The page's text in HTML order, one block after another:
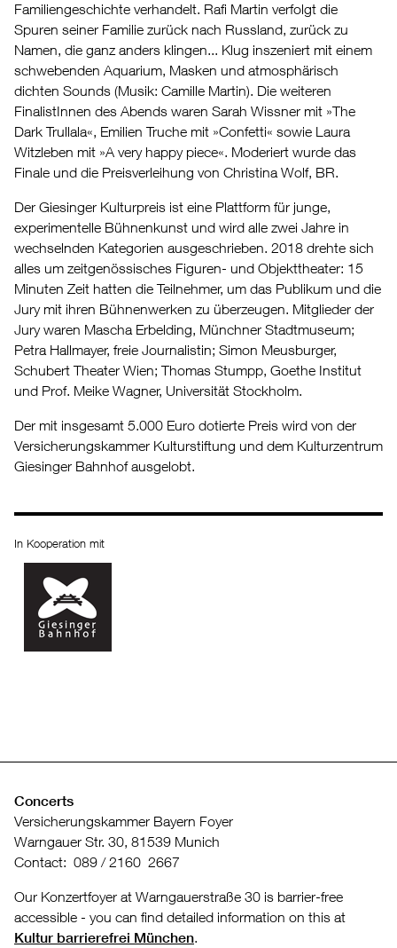
Familiengeschichte verhandelt. Rafi Martin verfolgt die
Spuren seiner Familie zurück nach Russland, zurück zu
Namen, die ganz anders klingen... Klug inszeniert mit einem
schwebenden Aquarium, Masken und atmosphärisch
dichten Sounds (Musik: Camille Martin). Die weiteren
FinalistInnen des Abends waren Sarah Wissner mit »The
Dark Trullala«, Emilien Truche mit »Confetti« sowie Laura
Witzleben mit »A very happy piece«. Moderiert wurde das
Finale und die Preisverleihung von Christina Wolf, BR.
Der Giesinger Kulturpreis ist eine Plattform für junge,
experimentelle Bühnenkunst und wird alle zwei Jahre in
wechselnden Kategorien ausgeschrieben. 2018 drehte sich
alles um zeitgenössisches Figuren- und Objekttheater: 15
Minuten Zeit hatten die Teilnehmer, um das Publikum und die
Jury mit ihren Bühnenwerken zu überzeugen. Mitglieder der
Jury waren Mascha Erbelding, Münchner Stadtmuseum;
Petra Hallmayer, freie Journalistin; Simon Meusburger,
Schubert Theater Wien; Thomas Stumpp, Goethe Institut
und Prof. Meike Wagner, Universität Stockholm.
Der mit insgesamt 5.000 Euro dotierte Preis wird von der
Versicherungskammer Kulturstiftung und dem Kulturzentrum
Giesinger Bahnhof ausgelobt.
In Kooperation mit
Concerts
Versicherungskammer Bayern Foyer
Warngauer Str. 30, 81539 Munich
Contact: 089 / 2160 2667
Our Konzertfoyer at Warngauerstraße 30 is barrier-free
accessible - you can find detailed information on this at
Kultur barrierefrei München.